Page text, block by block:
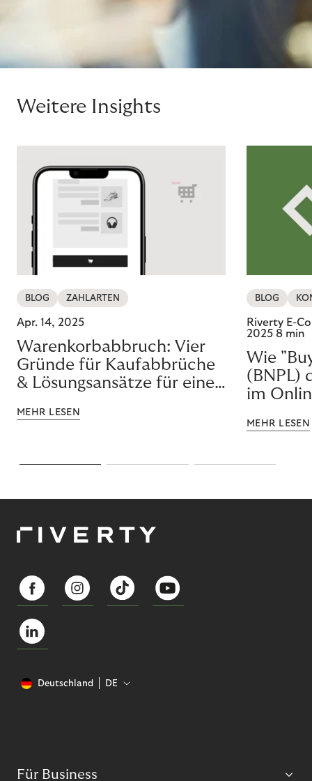
Weitere Insights
BLOG ZAHLARTEN
Apr. 14, 2025
Warenkorbabbruch: Vier
Gründe für Kaufabbrüche
& Lösungsansätze für einen
MEHR LESEN
BLOG
Riverty E-
2025 8 min
Wie
(BNPL)
im
MEHR LESEN
Deutschland DE
Für Business